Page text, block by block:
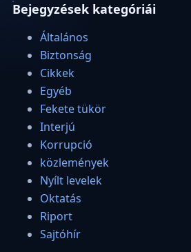
Bejegyzések kategóriái
Általános
Biztonság
Cikkek
Egyéb
Fekete tükör
Interjú
Korrupció
közlemények
Nyílt levelek
Oktatás
Riport
Sajtóhír